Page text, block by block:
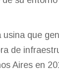
que
de
Aires en